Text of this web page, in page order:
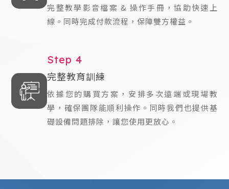
完整教學影音檔案 & 操作手冊，協助快速上
線。 同時完成付款流程，保障雙方權益。
完整教育訓練
Step 4
依據您的購買方案，安排多次遠端或現場教
學，確保團隊能順利操作。 同時我們也提供基
礎設備問題排除，讓您使用更放心。